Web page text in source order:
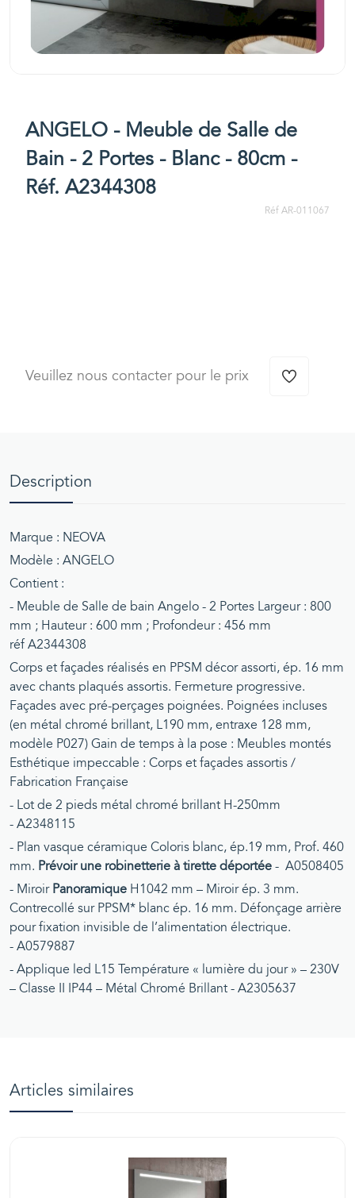
ANGELO - Meuble de Salle de
Bain - 2 Portes - Blanc - 80cm -
Réf. A2344308
Réf AR-011067
Veuillez nous contacter pour le prix
Description
Marque : NEOVA
Modèle : ANGELO
Contient :
- Meuble de Salle de bain Angelo - 2 Portes Largeur : 800
mm ; Hauteur : 600 mm ; Profondeur : 456 mm
réf A2344308
Corps et façades réalisés en PPSM décor assorti, ép. 16 mm
avec chants plaqués assortis. Fermeture progressive.
Façades avec pré-perçages poignées. Poignées incluses
(en métal chromé brillant, L190 mm, entraxe 128 mm,
modèle P027) Gain de temps à la pose : Meubles montés
Esthétique impeccable : Corps et façades assortis /
Fabrication Française
- Lot de 2 pieds métal chromé brillant H-250mm
- A2348115
- Plan vasque céramique Coloris blanc, ép.19 mm, Prof. 460
mm. Prévoir une robinetterie à tirette déportée- A0508405
- MiroirPanoramique H1042 mm – Miroir ép. 3 mm.
Contrecollé sur PPSM* blanc ép. 16 mm. Défonçage arrière
pour fixation invisible de l’alimentation électrique.
- A0579887
- Applique led L15 Température « lumière du jour » – 230V
– Classe II IP44 – Métal Chromé Brillant - A2305637
Articles similaires